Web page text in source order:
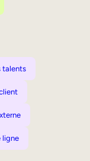
talents
ligne